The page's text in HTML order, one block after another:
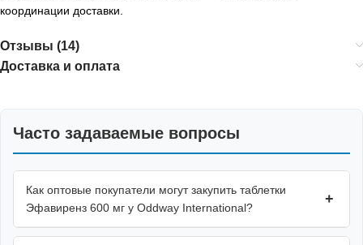
координации доставки.
Отзывы (14)
Доставка и оплата
Часто задаваемые вопросы
Как оптовые покупатели могут закупить таблетки
Эфавиренз 600 мг у Oddway International?
+